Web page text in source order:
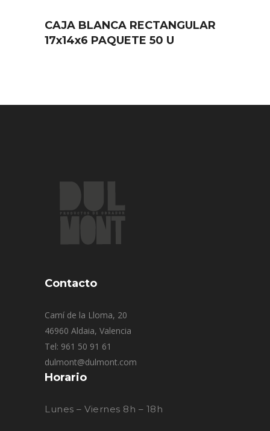
CAJA BLANCA RECTANGULAR
17x14x6 PAQUETE 50 U
Contacto
Camí de la Lloma, 20
46960 Aldaia, Valencia
Tel: 961 50 91 61
dulmont@dulmont.com
Horario
Lunes – Viernes 8h – 18h